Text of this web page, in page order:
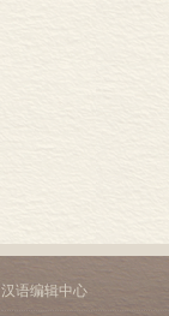
汉语编辑中心